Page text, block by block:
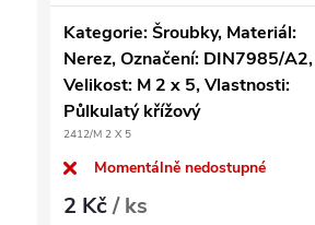
Kategorie: Šroubky, Materiál:
Nerez, Označení: DIN7985/A2,
Velikost: M 2 x 5, Vlastnosti:
Půlkulatý křížový
2412/M 2 X 5
Momentálně nedostupné
2 Kč/ ks